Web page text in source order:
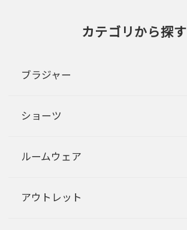
カテゴリから探す
ブラジャー
ショーツ
ルームウェア
アウトレット